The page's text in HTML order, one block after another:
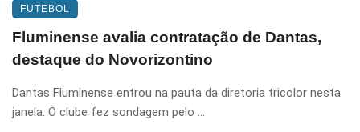
FUTEBOL
Fluminense avalia contratação de Dantas,
destaque do Novorizontino
Dantas Fluminense entrou na pauta da diretoria tricolor nesta
janela. O clube fez sondagem pelo ...